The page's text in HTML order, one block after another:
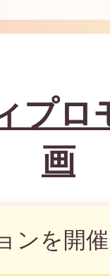
プロ
画
ンを開